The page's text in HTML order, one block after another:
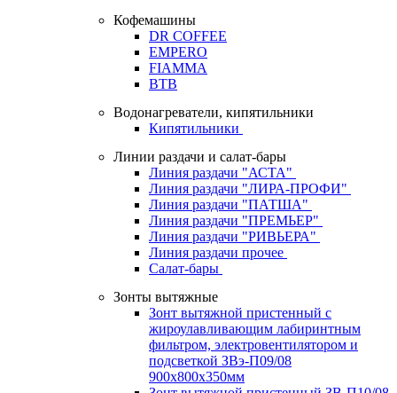
Кофемашины
DR COFFEE
EMPERO
FIAMMA
BTB
Водонагреватели, кипятильники
Кипятильники
Линии раздачи и салат-бары
Линия раздачи "АСТА"
Линия раздачи "ЛИРА-ПРОФИ"
Линия раздачи "ПАТША"
Линия раздачи "ПРЕМЬЕР"
Линия раздачи "РИВЬЕРА"
Линия раздачи прочее
Салат-бары
Зонты вытяжные
Зонт вытяжной пристенный с
жироулавливающим лабиринтным
фильтром, электровентилятором и
подсветкой ЗВэ-П09/08
900х800х350мм